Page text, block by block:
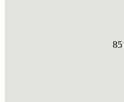
85